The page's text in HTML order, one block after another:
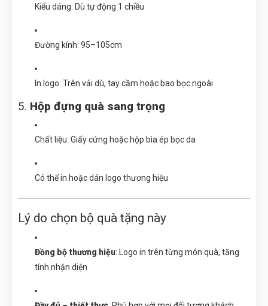
Kiểu dáng: Dù tự động 1 chiều
Đường kính: 95–105cm
In logo: Trên vải dù, tay cầm hoặc bao bọc ngoài
5. Hộp đựng quà sang trọng
Chất liệu: Giấy cứng hoặc hộp bìa ép bọc da
Có thể in hoặc dán logo thương hiệu
Lý do chọn bộ quà tặng này
Đồng bộ thương hiệu: Logo in trên từng món quà, tăng
tính nhận diện